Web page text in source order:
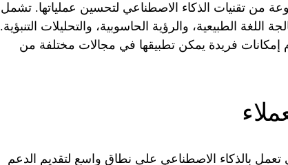
من تقنيات الذكاء الاصطناعي لتحسين عملياتها. تشمل
اللغة الطبيعية، والرؤية الحاسوبية، والتحليلات التنبؤية.
إمكانات فريدة يمكن تطبيقها في مجالات مختلفة من
تعمل بالذكاء الاصطناعي على نطاق واسع لتقديم الدعم